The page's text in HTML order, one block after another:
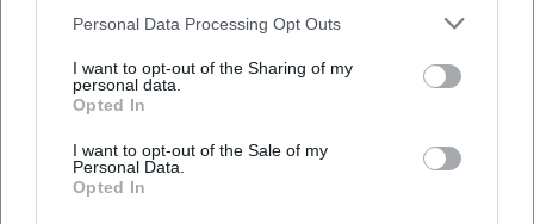
Personal Data Processing Opt Outs
I want to opt-out of the Sharing of my
personal data.
Opted In
I want to opt-out of the Sale of my
Personal Data.
Opted In
#Comedy